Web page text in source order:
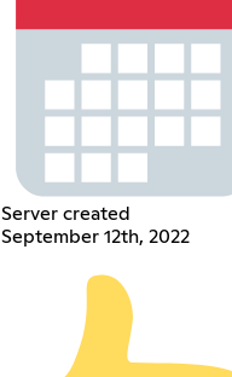
Server created
September 12th, 2022